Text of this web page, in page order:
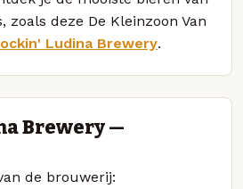
zoals deze De Kleinzoon Van
Ludina Brewery.
Brewery —
de brouwerij: